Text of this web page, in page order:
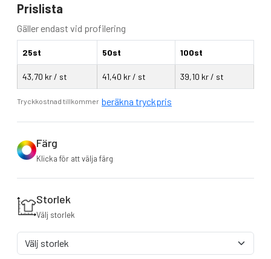
Tyg: PVC plast
Färg: Svart, Blå, Fluorescent Grön, Fluorescent Orange,
Fluorescent Rosa, Fluorescent Gul, Röd och Silver
Storlek: One-Size
Prislista
Gäller endast vid profilering
25st 50st 100st
43,70 kr / st 41,40 kr / st 39,10 kr / st
Tryckkostnad tillkommer beräkna tryckpris
Färg
Klicka för att välja färg
Storlek
Välj storlek